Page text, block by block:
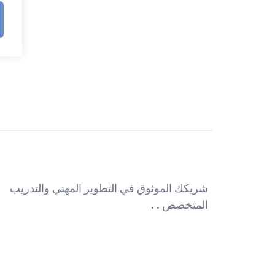
شريكك الموثوق في التطوير المهني والتدريب
المتخصص . .